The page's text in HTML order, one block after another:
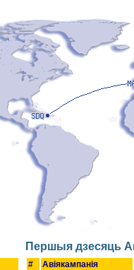
Першыя дзесяць
# Авіякампанія